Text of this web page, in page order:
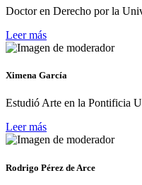
Doctor en Derecho por la
Leer más
Ximena García
Estudió Arte en la Pontificia
Leer más
Rodrigo Pérez de Arce